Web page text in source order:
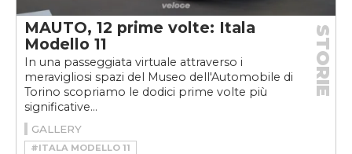
MAUTO, 12 prime volte: Itala
Modello 11
In una passeggiata virtuale attraverso i
meravigliosi spazi del Museo dell'Automobile di
Torino scopriamo le dodici prime volte più
significative...
STORIE
GALLERY
#ITALA MODELLO 11